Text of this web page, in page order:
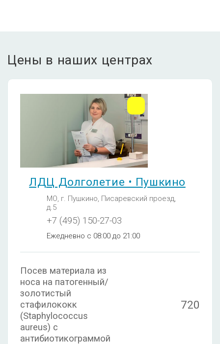
Цены в наших центрах
ЛДЦ Долголетие • Пушкино
МО, г. Пушкино, Писаревский проезд,
д.5
+7 (495) 150-27-03
Ежедневно с 08:00 до 21:00
Посев материала из
носа на патогенный/
золотистый
стафилококк
(Staphylococcus
aureus) с
антибиотикограммой
720